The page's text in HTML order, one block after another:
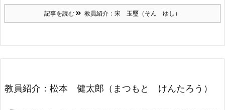
記事を読む 教員紹介：宋 玉璽（そん ゆし）
教員紹介：松本 健太郎（まつもと けんたろう）